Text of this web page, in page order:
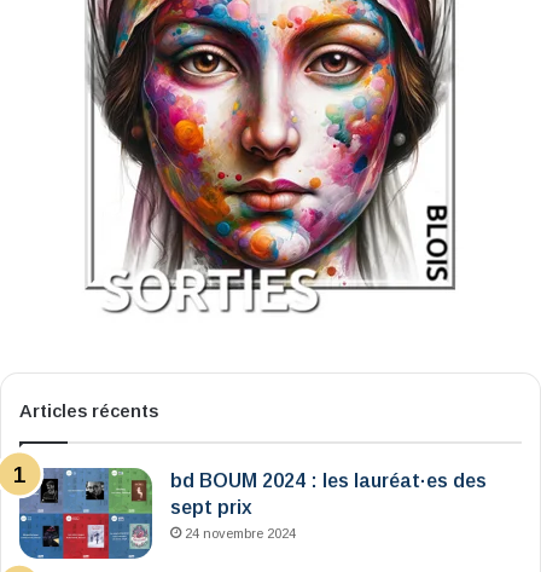
Articles récents
bd BOUM 2024 : les lauréat·es des
sept prix
24 novembre 2024